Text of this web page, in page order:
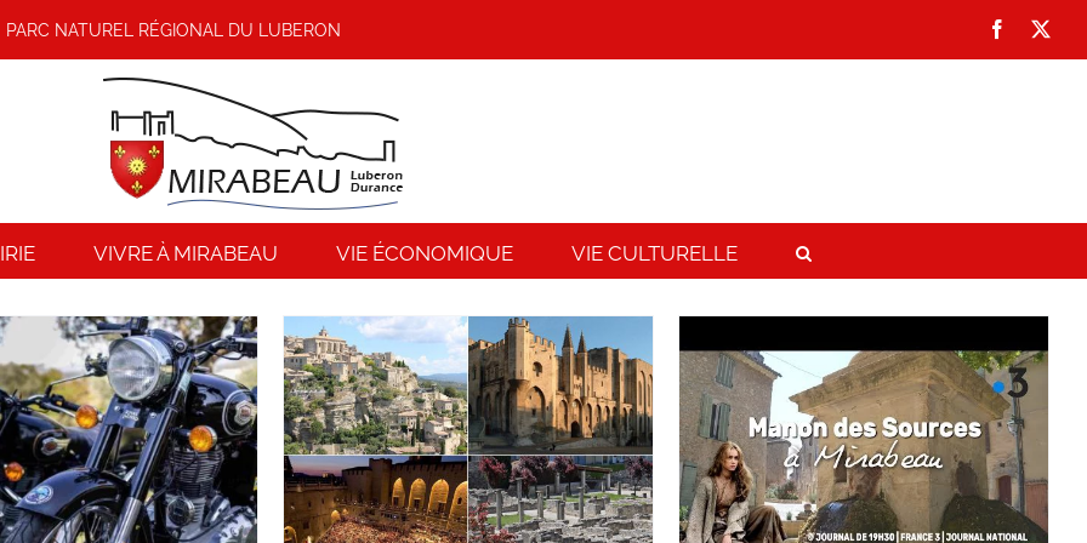
PARC NATUREL RÉGIONAL DU LUBERON Facebook
VIVRE À MIRABEAU VIE ÉCONOMIQUE VIE CULTURELLE
en Luberon
Tourisme Vie culturelle
Manon des Sources : lieu de
tournage
Agenda culturel Tourisme Vidéos Vie
culturelle